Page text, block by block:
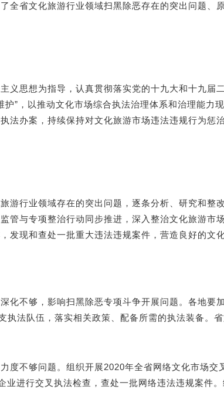
全省文化旅游行业领域扫黑除恶存在的突出问题、
义思想为指导，认真贯彻落实党的十九大和十九届
护”，以推动文化市场综合执法治理体系和治理能力
法办案，持续保持对文化旅游市场违法违规行为惩
游行业领域存在的突出问题，逐条分析、研究和整
管与专项整治行动同步推进，深入整治文化旅游市
发现和查处一批重大违法违规案件，营造良好的文
化不够，影响扫黑除恶专项斗争开展问题。各地要
执法队伍，落实相关政策、配备所需的执法装备。
度不够问题。组织开展2020年全省网络文化市场
业进行交叉执法检查，查处一批网络违法违规案件